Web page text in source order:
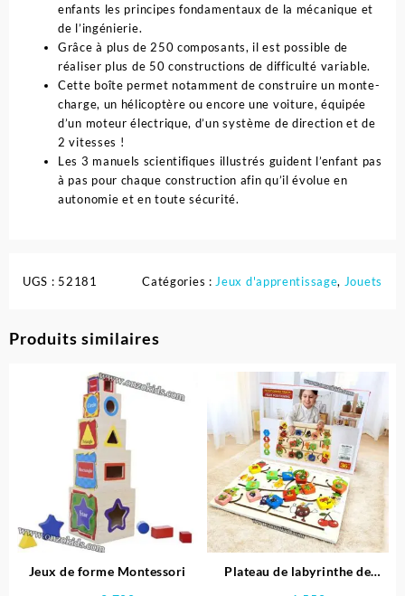
Machines
Clementoni
enfants les principes fondamentaux de la mécanique et
de l’ingénierie.
Grâce à plus de 250 composants, il est possible de
réaliser plus de 50 constructions de difficulté variable.
Cette boîte permet notamment de construire un monte-
charge, un hélicoptère ou encore une voiture, équipée
d’un moteur électrique, d’un système de direction et de
2 vitesses !
Les 3 manuels scientifiques illustrés guident l’enfant pas
à pas pour chaque construction afin qu’il évolue en
autonomie et en toute sécurité.
UGS : 52181 Catégories :Jeux d'apprentissage, Jouets
Produits similaires
Jeux de forme Montessori
Plateau de labyrinthe de